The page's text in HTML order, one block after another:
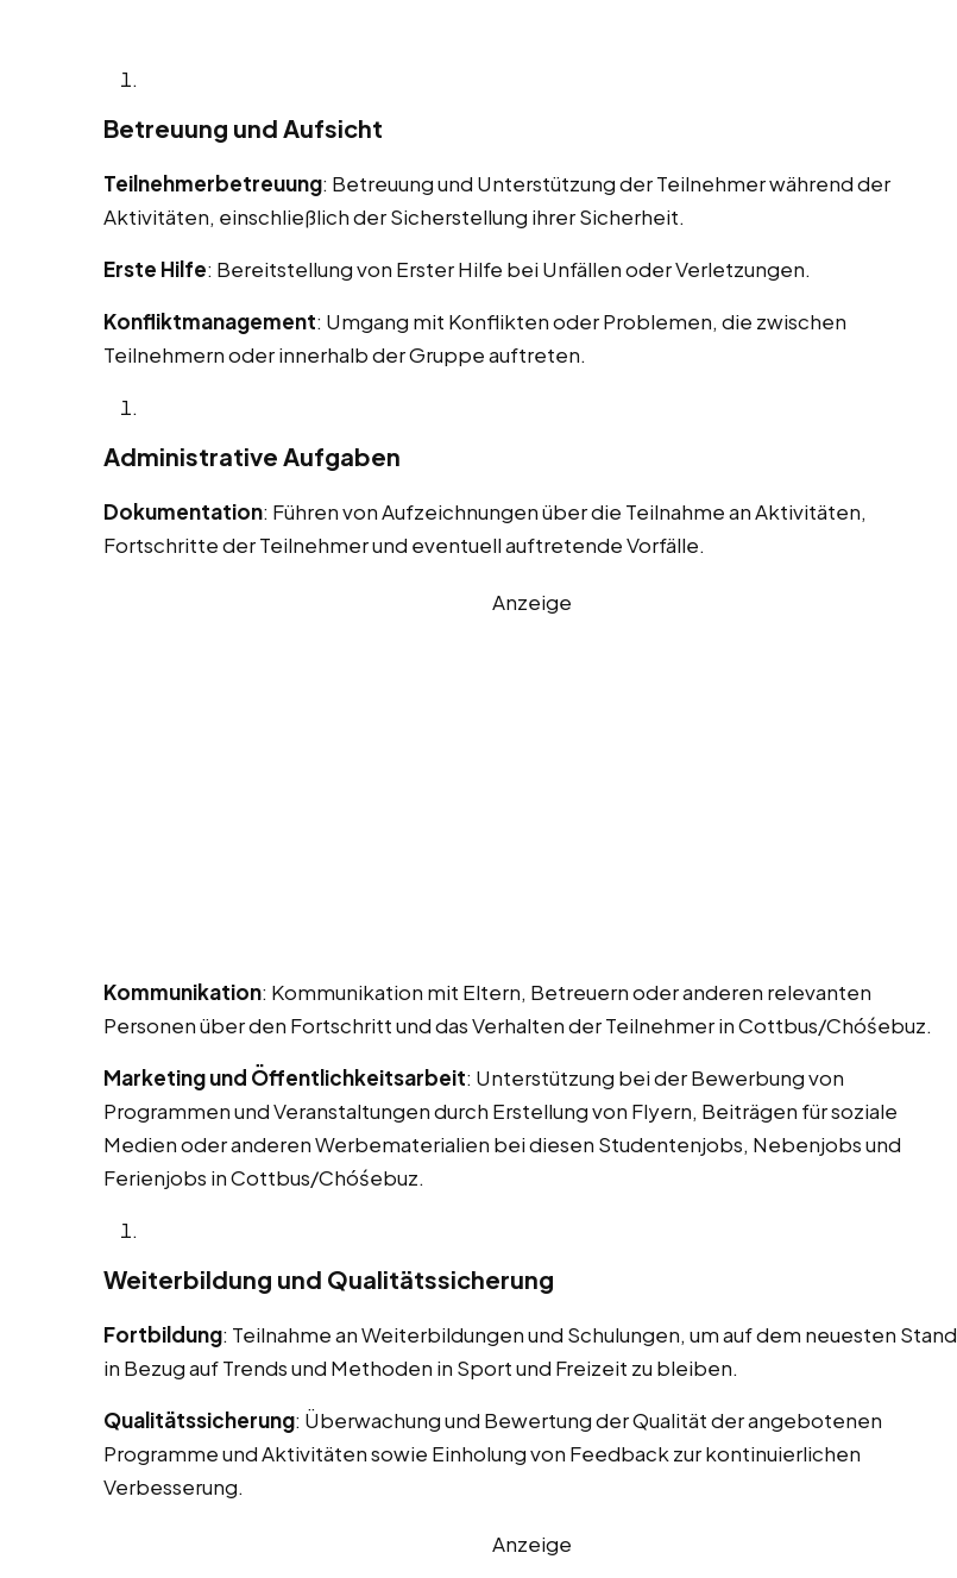
Betreuung und Aufsicht
Teilnehmerbetreuung: Betreuung und Unterstützung der Teilnehmer während der
Aktivitäten, einschließlich der Sicherstellung ihrer Sicherheit.
Erste Hilfe: Bereitstellung von Erster Hilfe bei Unfällen oder Verletzungen.
Konfliktmanagement: Umgang mit Konflikten oder Problemen, die zwischen
Teilnehmern oder innerhalb der Gruppe auftreten.
Administrative Aufgaben
Dokumentation: Führen von Aufzeichnungen über die Teilnahme an Aktivitäten,
Fortschritte der Teilnehmer und eventuell auftretende Vorfälle.
Anzeige
Kommunikation: Kommunikation mit Eltern, Betreuern oder anderen relevanten
Personen über den Fortschritt und das Verhalten der Teilnehmer in Cottbus/Chóśebuz.
Marketing und Öffentlichkeitsarbeit: Unterstützung bei der Bewerbung von
Programmen und Veranstaltungen durch Erstellung von Flyern, Beiträgen für soziale
Medien oder anderen Werbematerialien bei diesen Studentenjobs, Nebenjobs und
Ferienjobs in Cottbus/Chóśebuz.
Weiterbildung und Qualitätssicherung
Fortbildung: Teilnahme an Weiterbildungen und Schulungen, um auf dem neuesten Stand
in Bezug auf Trends und Methoden in Sport und Freizeit zu bleiben.
Qualitätssicherung: Überwachung und Bewertung der Qualität der angebotenen
Programme und Aktivitäten sowie Einholung von Feedback zur kontinuierlichen
Verbesserung.
Anzeige